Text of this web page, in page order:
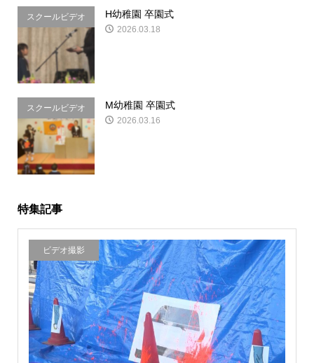
スクールビデオ
&写真
H幼稚園 卒園式
2026.03.18
スクールビデオ
&写真
M幼稚園 卒園式
2026.03.16
特集記事
ビデオ撮影